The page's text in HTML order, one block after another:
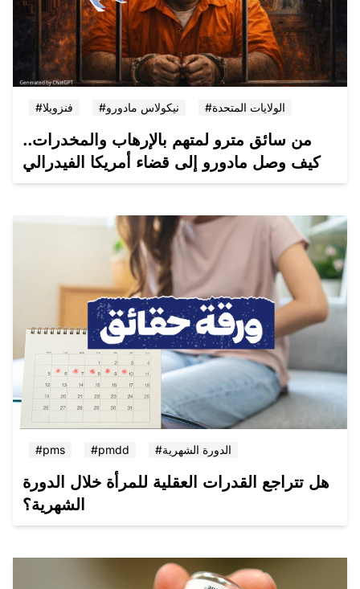
#فنزويلا #نيكولاس مادورو #الولايات المتحدة
من سائق مترو لمتهم بالإرهاب والمخدرات..
كيف وصل مادورو إلى قضاء أمريكا الفيدرالي
#pms #pmdd #الدورة الشهرية
هل تتراجع القدرات العقلية للمرأة خلال الدورة
الشهرية؟